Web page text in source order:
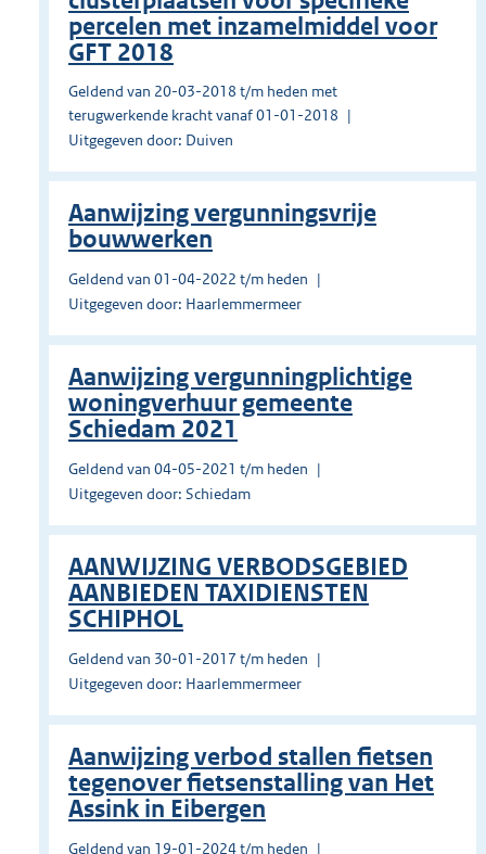
percelen met inzamelmiddel voor
GFT 2018
Geldend van 20-03-2018 t/m heden met
terugwerkende kracht vanaf 01-01-2018
Uitgegeven door: Duiven
Aanwijzing vergunningsvrije
bouwwerken
Geldend van 01-04-2022 t/m heden
Uitgegeven door: Haarlemmermeer
Aanwijzing vergunningplichtige
woningverhuur gemeente
Schiedam 2021
Geldend van 04-05-2021 t/m heden
Uitgegeven door: Schiedam
AANWIJZING VERBODSGEBIED
AANBIEDEN TAXIDIENSTEN
SCHIPHOL
Geldend van 30-01-2017 t/m heden
Uitgegeven door: Haarlemmermeer
Aanwijzing verbod stallen fietsen
tegenover fietsenstalling van Het
Assink in Eibergen
Geldend van 19-01-2024 t/m heden